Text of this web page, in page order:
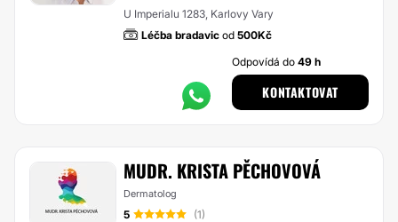
U Imperialu 1283, Karlovy Vary
Léčba bradavic od 500Kč
Odpovídá do49 h
KONTAKTOVAT
MUDR. KRISTA PĚCHOVOVÁ
Dermatolog
5
(1)